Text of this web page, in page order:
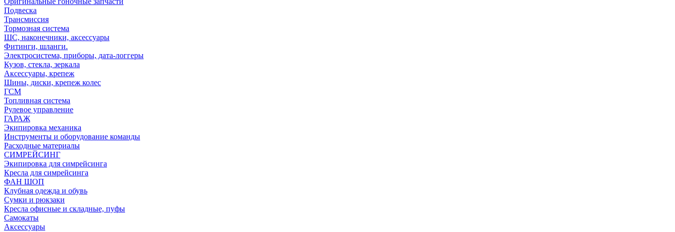
Подвеска
Трансмиссия
Тормозная система
ШС, наконечники, аксессуары
Фитинги, шланги.
Электросистема, приборы, дата-логгеры
Кузов, стекла, зеркала
Аксессуары, крепеж
Шины, диски, крепеж колес
ГСМ
Топливная система
Рулевое управление
ГАРАЖ
Экипировка механика
Инструменты и оборудование команды
Расходные материалы
СИМРЕЙСИНГ
Экипировка для симрейсинга
Кресла для симрейсинга
ФАН ШОП
Клубная одежда и обувь
Сумки и рюкзаки
Кресла офисные и складные, пуфы
Самокаты
Аксессуары